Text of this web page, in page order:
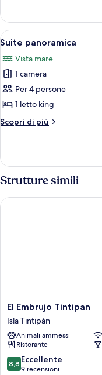
Mar
Deluxe
Frente
Al
Apri
tutte
le
foto
per
Suite
panoramica
5
Suite panoramica
Vista mare
1 camera
Per 4 persone
1 letto king
Scopri di più
Altri
panoramica
Strutture simili
El
Embrujo
Tintipan
Isla
Tintipán
El Embrujo Tintipan
Isla Tintipán
Animali ammessi
Ristorante
8.8
su
8,8 Eccellente
9 recensioni
El Embrujo Tintipan